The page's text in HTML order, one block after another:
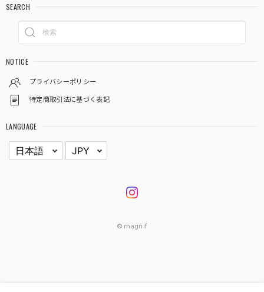
SEARCH
NOTICE
プライバシーポリシー
特定商取引法に基づく表記
LANGUAGE
© magnif